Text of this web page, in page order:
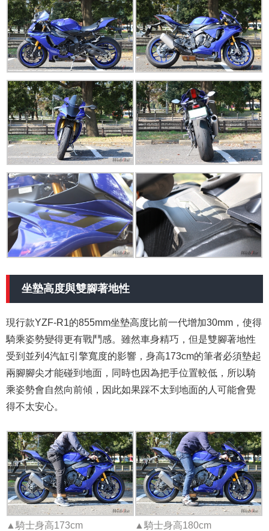
坐墊高度與雙腳著地性
現行款YZF-R1的855mm坐墊高度比前一代增加30mm，使得
騎乘姿勢變得更有戰鬥感。雖然車身精巧，但是雙腳著地性
受到並列4汽缸引擎寬度的影響，身高173cm的筆者必須墊起
兩腳腳尖才能碰到地面，同時也因為把手位置較低，所以騎
乘姿勢會自然向前傾，因此如果踩不太到地面的人可能會覺
得不太安心。
▲騎士身高173cm ▲騎士身高180cm